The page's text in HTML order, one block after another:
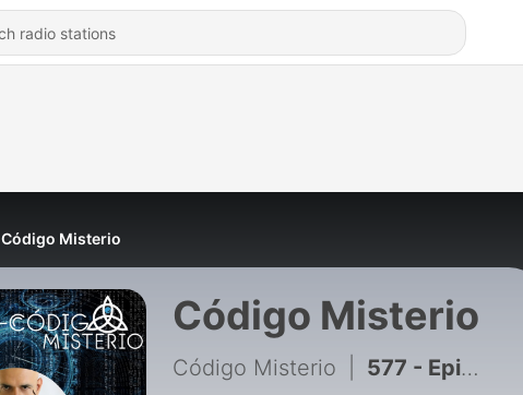
Código Misterio
Código Misterio
Código Misterio 577 - Episodio extra: El gigante de Kandahar y el linaje de Goliat